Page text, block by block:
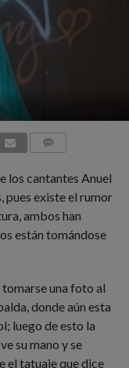
los cantantes Anuel
pues existe el rumor
ambos han
están tomándose
una foto al
donde aún esta
luego de esto la
su mano y se
el tatuaje que dice